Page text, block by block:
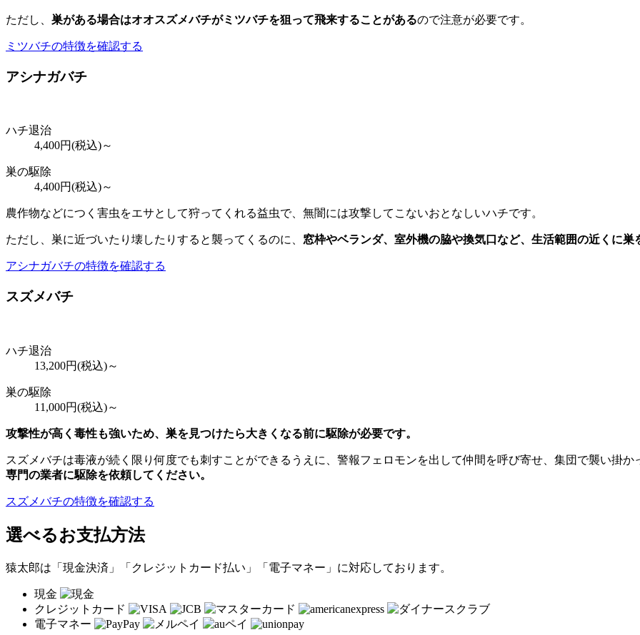
ただし、 巣がある場合はオオスズメバチがミツバチを狙って飛来することがあるので注意が必要です。
ミツバチの特徴を確認する
アシナガバチ
ハチ退治
4,400円(税込)～
巣の駆除
4,400円(税込)～
農作物などにつく害虫をエサとして狩ってくれる益虫で、無闇には攻撃してこないおとなしいハチです。
ただし、巣に近づいたり壊したりすると襲ってくるのに、 窓枠やベランダ、室外機の脇や換気口など、 生活範囲の近くに巣
アシナガバチの特徴を確認する
スズメバチ
ハチ退治
13,200円(税込)～
巣の駆除
11,000円(税込)～
攻撃性が高く毒性も強いため、巣を見つけたら大きくなる前に駆除が必要です。
スズメバチは毒液が続く限り何度でも刺すことができるうえに、警報フェロモンを出して仲間を呼び寄せ、集団で襲い掛か
専門の業者に駆除を依頼してください。
スズメバチの特徴を確認する
選べるお支払方法
猿太郎は「現金決済」「クレジットカード払い」「電子マネー」に対応しております。
現金
クレジットカード
電子マネー